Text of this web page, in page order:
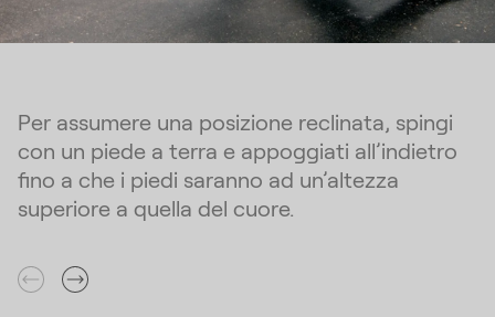
Per assumere una posizione reclinata, spingi
con un piede a terra e appoggiati all’indietro
fino a che i piedi saranno ad un’altezza
superiore a quella del cuore.